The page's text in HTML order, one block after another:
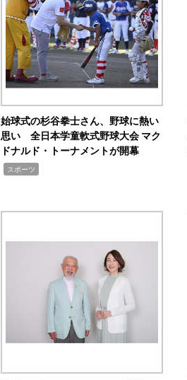
始球式の杉谷拳士さん、野球に熱い
思い 全日本学童軟式野球大会 マク
ドナルド・トーナメントが開幕
スポーツ